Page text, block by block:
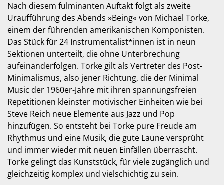
Nach diesem fulminanten Auftakt folgt als zweite
Uraufführung des Abends »Being« von Michael Torke,
einem der führenden amerikanischen Komponisten.
Das Stück für 24 Instrumentalist*innen ist in neun
Sektionen unterteilt, die ohne Unterbrechung
aufeinanderfolgen. Torke gilt als Vertreter des Post-
Minimalismus, also jener Richtung, die der Minimal
Music der 1960er-Jahre mit ihren spannungsfreien
Repetitionen kleinster motivischer Einheiten wie bei
Steve Reich neue Elemente aus Jazz und Pop
hinzufügen. So entsteht bei Torke pure Freude am
Rhythmus und eine Musik, die gute Laune versprüht
und immer wieder mit neuen Einfällen überrascht.
Torke gelingt das Kunststück, für viele zugänglich und
gleichzeitig komplex und vielschichtig zu sein.